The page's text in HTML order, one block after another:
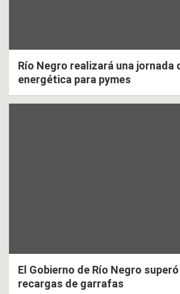
Río Negro realizará una jornada
energética para pymes
El Gobierno de Río Negro
recargas de garrafas